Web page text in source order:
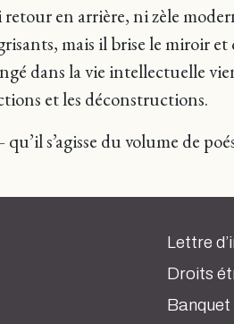
en arrière, ni zèle
mais il brise le miroir
dans la vie intellectuelle
et les déconstructions.
s’agisse du volume de
Lettre
Droits
Banquet